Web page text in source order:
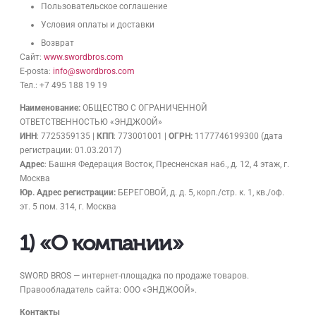
Пользовательское соглашение
Условия оплаты и доставки
Возврат
Сайт: www.swordbros.com
E-posta: info@swordbros.com
Тел.: +7 495 188 19 19
Наименование: ОБЩЕСТВО С ОГРАНИЧЕННОЙ
ОТВЕТСТВЕННОСТЬЮ «ЭНДЖООЙ»
ИНН: 7725359135 | КПП: 773001001 | ОГРН: 1177746199300 (дата
регистрации: 01.03.2017)
Адрес: Башня Федерация Восток, Пресненская наб., д. 12, 4 этаж, г.
Москва
Юр. Адрес регистрации: БЕРЕГОВОЙ, д. д. 5, корп./стр. к. 1, кв./оф.
эт. 5 пом. 314, г. Москва
1) «О компании»
SWORD BROS — интернет-площадка по продаже товаров.
Правообладатель сайта: ООО «ЭНДЖООЙ».
Контакты